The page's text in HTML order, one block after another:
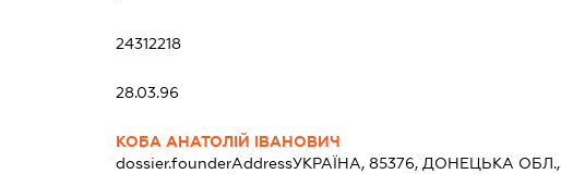
24312218
28.03.96
КОБА АНАТОЛІЙ ІВАНОВИЧ
dossier.founderAddressУКРАЇНА, 85376, ДОНЕЦЬКА ОБЛ.,